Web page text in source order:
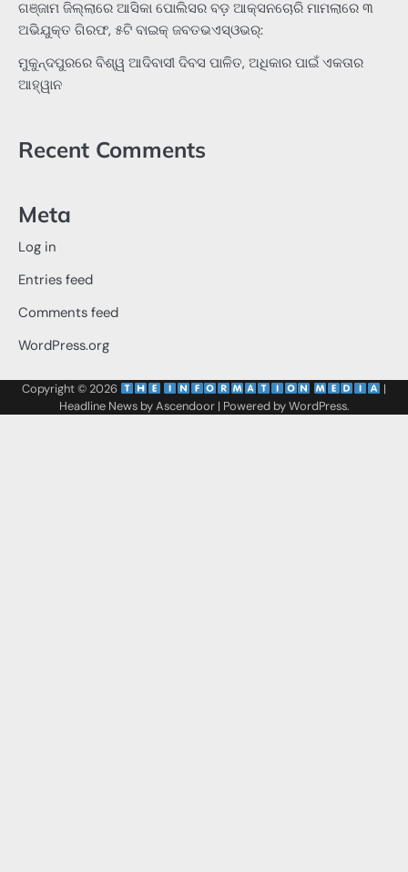
ଗଞ୍ଜାମ ଜିଲ୍ଲାରେ ଆସିକା ପୋଲିସର ବଡ଼ ଆକ୍ସନଚୋରି ମାମଲାରେ ୩
ଅଭିଯୁକ୍ତ ଗିରଫ, ୫ଟି ବାଇକ୍ ଜବତଭଏସ୍‌ଓଭର୍:
ମୁକୁନ୍ଦପୁରରେ ବିଶ୍ୱ ଆଦିବାସୀ ଦିବସ ପାଳିତ, ଅଧିକାର ପାଇଁ ଏକତାର
ଆହ୍ୱାନ
Recent Comments
Meta
Log in
Entries feed
Comments feed
WordPress.org
Copyright © 2026
|
Headline News byAscendoor| Powered byWordPress.